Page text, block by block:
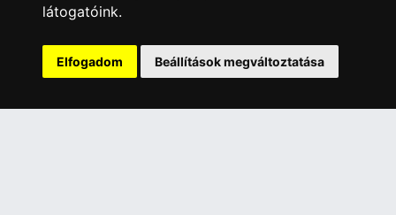
látogatóink.
Elfogadom Beállítások megváltoztatása
INFORMÁCIÓK
Adatkezelési nyilatkozat